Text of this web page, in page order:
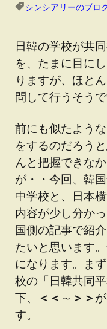
シンシアリーのブロ
日韓の学校が共
を、たまに目に
りますが、ほと
問して行うそうで
前にも似たよう
をするのだろう
んと把握できな
が・・今回、韓
中学校と、日本
内容が少し分か
国側の記事で紹
たいと思います
になります。ま
校の「日韓共同
下、
＜＜ ～ ＞＞
す。